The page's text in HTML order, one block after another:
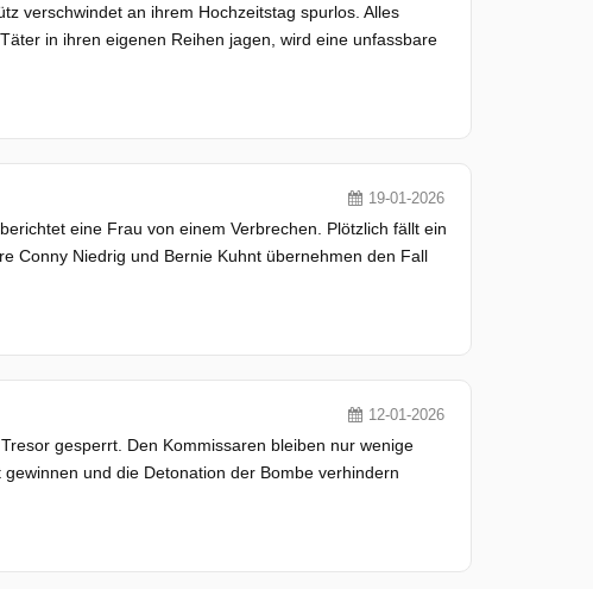
verschwindet an ihrem Hochzeitstag spurlos. Alles
in ihren eigenen Reihen jagen, wird eine unfassbare
19-01-2026
eine Frau von einem Verbrechen. Plötzlich fällt ein
Conny Niedrig und Bernie Kuhnt übernehmen den Fall
12-01-2026
gesperrt. Den Kommissaren bleiben nur wenige
und die Detonation der Bombe verhindern